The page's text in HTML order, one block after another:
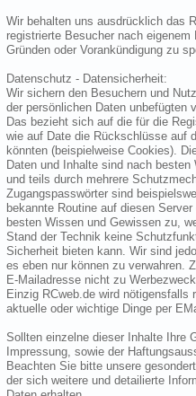
Wir behalten uns ausdrücklich das
registrierte Besucher nach
Gründen oder Vorankündigung zu
Datenschutz - Datensicherheit:
Wir sichern den Besuchern und
der persönlichen Daten unbefügten
Das bezieht sich auf die für die
wie auf Date die Rückschlüsse auf
könnten (beispielweise Cookies).
Daten und Inhalte sind nach
und teils durch mehrere
Zugangspasswörter sind
bekannte Routine auf diesen
besten Wissen und Gewissen zu,
Stand der Technik keine
Sicherheit bieten kann. Wir sind
es eben nur können zu verwahren.
E-Mailadresse nicht zu
Einzig RCweb.de wird
aktuelle oder wichtige Dinge per
Sollten einzelne dieser Inhalte Ihre
Impressung, sowie der
Beachten Sie bitte unsere
der sich weitere und detailierte